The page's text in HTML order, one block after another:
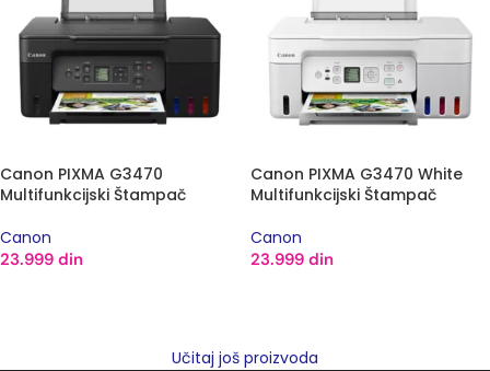
Canon PIXMA G3470
Multifunkcijski Štampač
Canon
23.999 din
Canon PIXMA G3470 White
Multifunkcijski Štampač
Canon
23.999 din
Učitaj još proizvoda